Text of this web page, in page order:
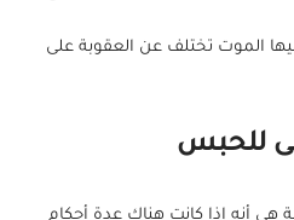
الموت تختلف عن العقوبة على
هي أنه إذا كانت هناك عدة أحكام